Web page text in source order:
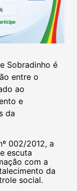
Sobradinho é
entre o
ao
e
da
002/2012, a
escuta
com a
da
social.